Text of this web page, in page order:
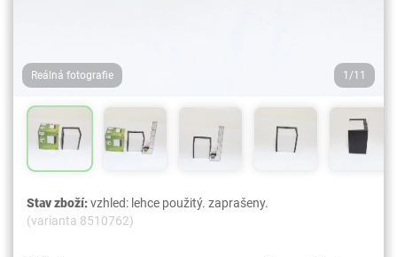
Reálná fotografie 1/11
Stav zboží:vzhled: lehce použitý. zaprašeny.
(varianta 8510762)